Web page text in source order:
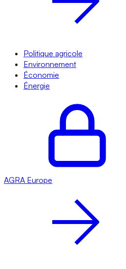
Politique agricole
Environnement
Économie
Énergie
AGRA Europe